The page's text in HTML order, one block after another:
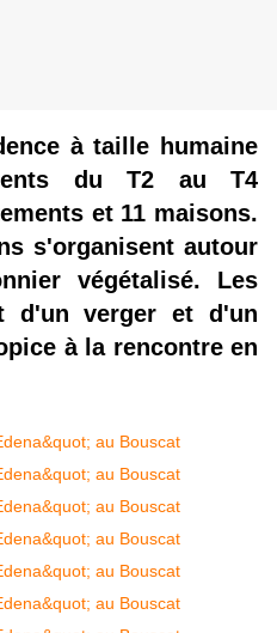
à taille humaine
du T2 au T4
et 11 maisons.
s'organisent autour
végétalisé. Les
d'un verger et d'un
à la rencontre en